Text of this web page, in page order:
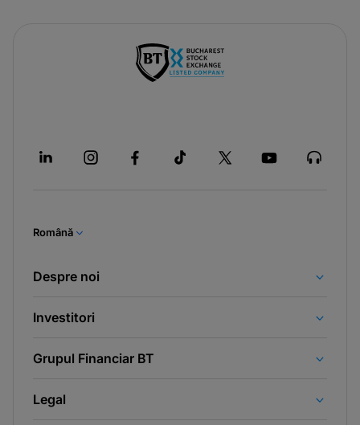
Română
Despre noi
Investitori
Grupul Financiar BT
Legal